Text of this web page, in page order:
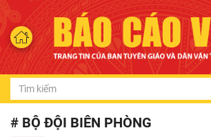
# BỘ ĐỘI BIÊN PHÒNG